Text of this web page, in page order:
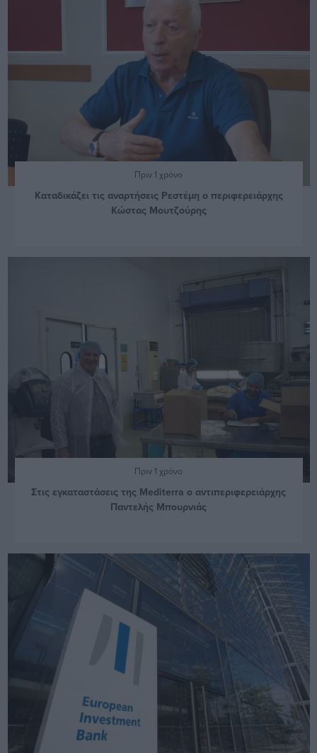
Πριν 1 χρόνο
Καταδικάζει τις αναρτήσεις Ρεστέμη ο περιφερειάρχης
Κώστας Μουτζούρης
Πριν 1 χρόνο
Στις εγκαταστάσεις της Mediterra ο αντιπεριφερειάρχης
Παντελής Μπουρνιάς